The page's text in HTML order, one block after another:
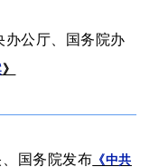
办公厅、国务院办
》
国务院发布 《中共